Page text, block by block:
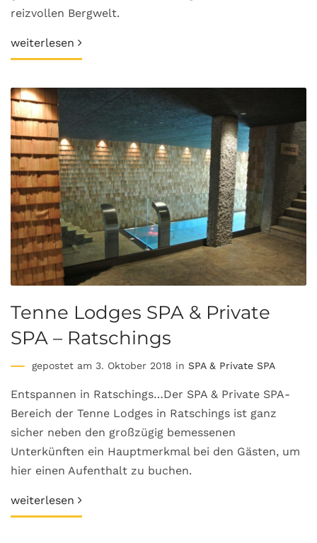
reizvollen Bergwelt.
weiterlesen
Tenne Lodges SPA & Private
SPA – Ratschings
gepostet am 3. Oktober 2018 in SPA & Private SPA
Entspannen in Ratschings…Der SPA & Private SPA-
Bereich der Tenne Lodges in Ratschings ist ganz
sicher neben den großzügig bemessenen
Unterkünften ein Hauptmerkmal bei den Gästen, um
hier einen Aufenthalt zu buchen.
weiterlesen